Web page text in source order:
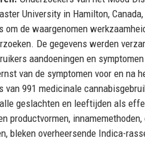
University in Hamilton,
de waargenomen
De gegevens werden
aandoeningen en
van de symptomen voor en na
991 medicinale
geslachten en leeftijden als
productvormen,
bleken overheersende Indica-